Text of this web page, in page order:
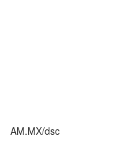
AM.MX/dsc